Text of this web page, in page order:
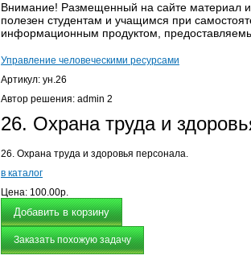
Внимание! Размещенный на сайте материал
полезен студентам и учащимся при
информационным продуктом,
Управление человеческими ресурсами
Артикул: ун.26
Автор решения: admin 2
26. Охрана труда и
26. Охрана труда и здоровья персонала.
в каталог
Цена: 100.00р.
Заказать похожую задачу